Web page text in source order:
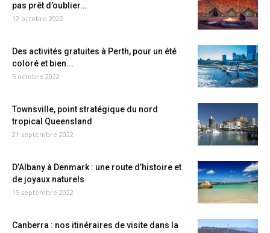
pas prêt d’oublier...
12 octobre 2022
Des activités gratuites à Perth, pour un été
coloré et bien...
5 octobre 2022
Townsville, point stratégique du nord
tropical Queensland
21 septembre 2022
D’Albany à Denmark : une route d’histoire et
de joyaux naturels
15 septembre 2022
Canberra : nos itinéraires de visite dans la